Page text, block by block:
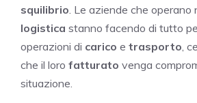
squilibrio . Le aziende che
logistica stanno facendo di tutto
operazioni di carico e trasporto ,
che il loro fatturato venga
situazione.